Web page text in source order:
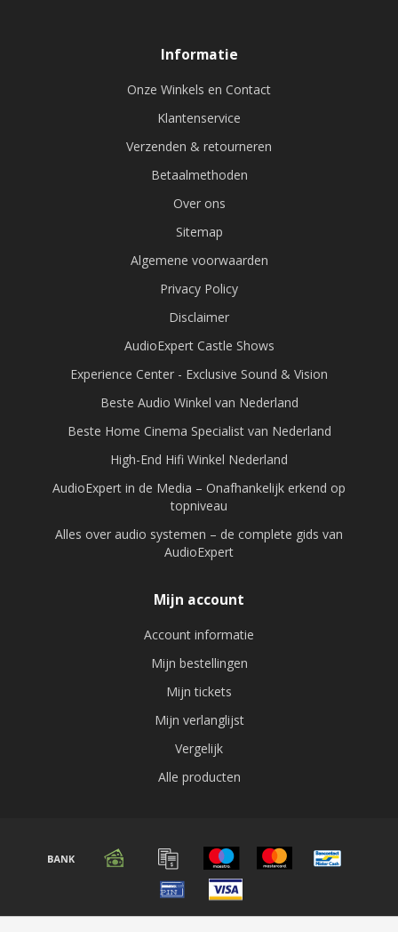
Informatie
Onze Winkels en Contact
Klantenservice
Verzenden & retourneren
Betaalmethoden
Over ons
Sitemap
Algemene voorwaarden
Privacy Policy
Disclaimer
AudioExpert Castle Shows
Experience Center - Exclusive Sound & Vision
Beste Audio Winkel van Nederland
Beste Home Cinema Specialist van Nederland
High-End Hifi Winkel Nederland
AudioExpert in de Media – Onafhankelijk erkend op
topniveau
Alles over audio systemen – de complete gids van
AudioExpert
Mijn account
Account informatie
Mijn bestellingen
Mijn tickets
Mijn verlanglijst
Vergelijk
Alle producten